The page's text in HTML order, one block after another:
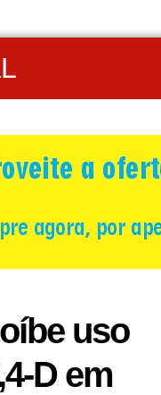
uso
D em